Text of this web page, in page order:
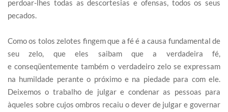
perdoar-lhes todas as descortesias e ofensas, todos os seus
pecados.
Como os tolos zelotes fingem que a fé é a causa fundamental de
seu zelo, que eles saibam que a verdadeira fé,
e conseqüentemente também o verdadeiro zelo se expressam
na humildade perante o próximo e na piedade para com ele.
Deixemos o trabalho de julgar e condenar as pessoas para
àqueles sobre cujos ombros recaiu o dever de julgar e governar